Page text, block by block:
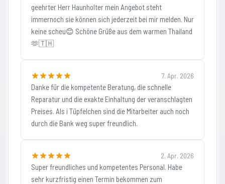
geehrter Herr Haunholter mein Angebot steht
immernoch sie können sich jederzeit bei mir melden. Nur
keine scheu😊 Schöne Grüße aus dem warmen Thailand
🫶🇹🇭
7. Apr. 2026
Danke für die kompetente Beratung, die schnelle
Reparatur und die exakte Einhaltung der veranschlagten
Preises. Als i Tüpfelchen sind die Mitarbeiter auch noch
durch die Bank weg super freundlich.
2. Apr. 2026
Super freundliches und kompetentes Personal. Habe
sehr kurzfristig einen Termin bekommen zum